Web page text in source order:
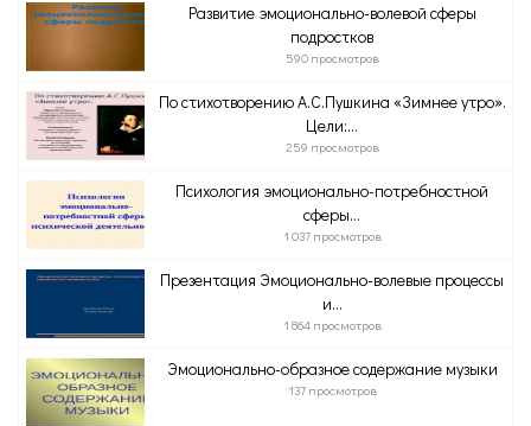
Развитие эмоционально-волевой сферы
подростков
590 просмотров
По стихотворению А.С.Пушкина «Зимнее утро».
Цели:...
259 просмотров
Психология эмоционально-потребностной
сферы...
1 037 просмотров
Презентация Эмоционально-волевые процессы
и...
1 864 просмотров
Эмоционально-образное содержание музыки
137 просмотров